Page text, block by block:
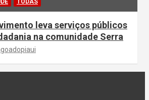
TODAS
leva serviços públicos
na comunidade Serra